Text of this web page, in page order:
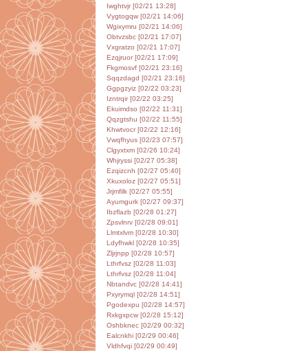
Iwghtvjr [02/21 13:28]
Vygtogqw [02/21 14:06]
Wgixymru [02/21 14:06]
Obtvzsbc [02/21 17:07]
Vxgratzo [02/21 17:07]
Ezqjruor [02/21 17:09]
Fkgmosvf [02/21 23:16]
Sqqzdagd [02/21 23:16]
Ggpgzyiz [02/22 03:23]
Izntrqir [02/22 03:25]
Ekuimdso [02/22 11:31]
Qqzgtshu [02/22 11:55]
Khwtvocr [02/22 12:16]
Vwqfhyus [02/23 07:57]
Clgyxtxm [02/26 10:24]
Whjryssi [02/27 05:38]
Ezqizcnh [02/27 05:40]
Xkuxoloz [02/27 05:51]
Jrjmfilk [02/27 05:55]
Ayumgurk [02/27 09:37]
Ibzflazb [02/28 01:27]
Zpsvlnrv [02/28 09:01]
Llmtxlvm [02/28 10:30]
Ldyfhwkl [02/28 10:35]
Zljrjnpp [02/28 10:57]
Lthrfvsz [02/28 11:03]
Lthrfvsz [02/28 11:04]
Nbtandvc [02/28 14:41]
Pxyrymql [02/28 14:51]
Pgodexpu [02/28 14:57]
Rxkgxpcw [02/28 15:12]
Oshbknec [02/29 00:32]
Ealcnkhi [02/29 00:46]
Vldhfvqi [02/29 00:49]